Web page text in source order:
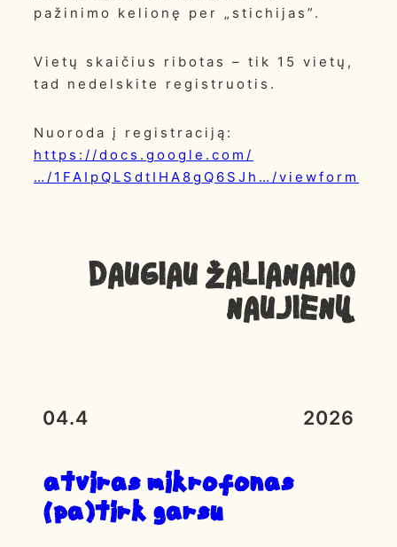
pažinimo kelionę per „stichijas”.
Vietų skaičius ribotas – tik 15 vietų,
tad nedelskite registruotis.
Nuoroda į registraciją:
https://docs.google.com/
…/1FAIpQLSdtIHA8gQ6SJh…/viewform
Daugiau ŽALIANAMIO
NAUJIENŲ
04.4 2026
atviras mikrofonas
(pa)tirk garsu